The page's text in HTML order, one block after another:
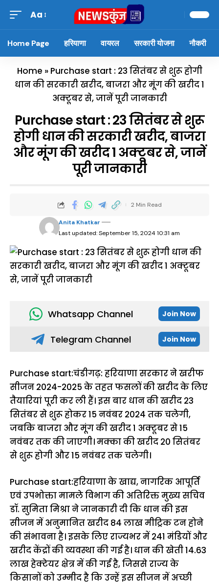
Aa
Home Page हरियाणा वायरल सरकारी योजना नौकरी
Home » Purchase start : 23 सितंबर से शुरू होगी
धान की सरकारी खरीद, बाजरा और मूंग की खरीद 1
अक्टूबर से, जानें पूरी जानकारी
Purchase start : 23 सितंबर से शुरू
होगी धान की सरकारी खरीद, बाजरा
और मूंग की खरीद 1 अक्टूबर से, जानें
पूरी जानकारी
Last updated: September 15, 2024 10:31 am
Anita Khatkar
2 Min Read
Whatsapp Channel Join Now
Telegram Channel Join Now
Purchase start:चंडीगढ़: हरियाणा सरकार ने खरीफ
सीजन 2024-2025 के तहत फसलों की खरीद के लिए
तैयारियां पूरी कर ली हैं। इस बार धान की खरीद 23
सितंबर से शुरू होकर 15 नवंबर 2024 तक चलेगी,
जबकि बाजरा और मूंग की खरीद 1 अक्टूबर से 15
नवंबर तक की जाएगी। मक्का की खरीद 20 सितंबर
से शुरू होगी और 15 नवंबर तक चलेगी।
Purchase start:हरियाणा के खाद्य, नागरिक आपूर्ति
एवं उपभोक्ता मामले विभाग की अतिरिक्त मुख्य सचिव
डॉ. सुमिता मिश्रा ने जानकारी दी कि धान की इस
सीजन में अनुमानित खरीद 84 लाख मीट्रिक टन होने
की संभावना है। इसके लिए राज्यभर में 241 मंडियों और
खरीद केंद्रों की व्यवस्था की गई है। धान की खेती 14.63
लाख हेक्टेयर क्षेत्र में की गई है, जिससे राज्य के
किसानों को उम्मीद है कि उन्हें इस सीजन में अच्छी